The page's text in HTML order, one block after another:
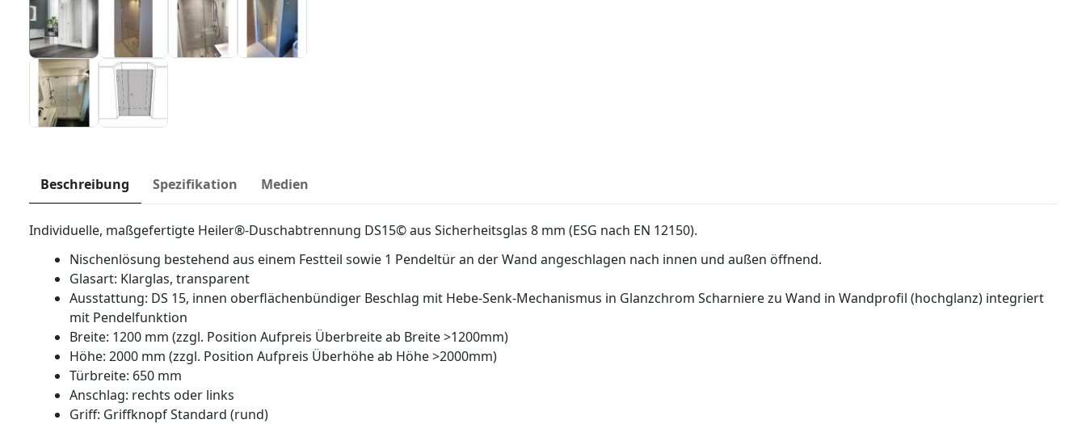
Beschreibung Spezifikation Medien
Individuelle, maßgefertigte Heiler®-Duschabtrennung DS15© aus Sicherheitsglas 8 mm (ESG nach EN 12150).
Nischenlösung bestehend aus einem Festteil sowie 1 Pendeltür an der Wand angeschlagen nach innen und außen öffnend.
Glasart: Klarglas, transparent
Ausstattung: DS 15, innen oberflächenbündiger Beschlag mit Hebe-Senk-Mechanismus in Glanzchrom Scharniere zu Wand in Wandprofil (hochglanz) integriert
mit Pendelfunktion
Breite: 1200 mm (zzgl. Position Aufpreis Überbreite ab Breite >1200mm)
Höhe: 2000 mm (zzgl. Position Aufpreis Überhöhe ab Höhe >2000mm)
Türbreite: 650 mm
Anschlag: rechts oder links
Griff: Griffknopf Standard (rund)